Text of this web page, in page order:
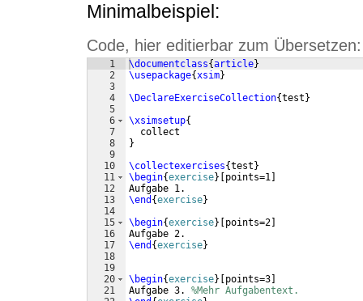
Minimalbeispiel:
Code, hier editierbar zum Übersetzen:
1
2
3
4
5
6
7
8
9
10
11
12
13
14
15
16
17
18
19
20
21
\documentclass{article}
\usepackage{xsim}
\DeclareExerciseCollection{test }
\xsimsetup{
  collect
}
\collectexercises{test }
\begin{exercise} points=1
Aufgabe 1.
\end {exercise}
\begin{exercise} points=2
Aufgabe 2.
\end {exercise}
\begin{exercise} points=3
Aufgabe 3. %Mehr Aufgabentext.